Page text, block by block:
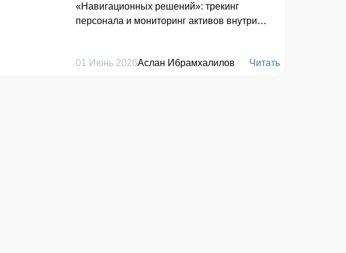
«Навигационных решений»: трекинг
персонала и мониторинг активов внутри
на инфраструктуру.
01 Июнь 2026Аслан Ибрамхалилов Читать